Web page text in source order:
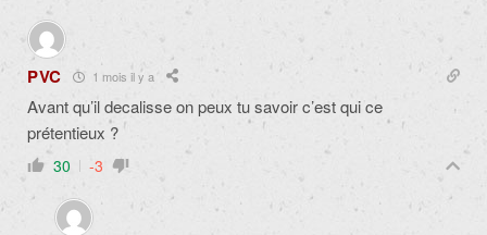
PVC 1 mois il y a
Avant qu’il decalisse on peux tu savoir c’est qui ce
prétentieux ?
30 -3